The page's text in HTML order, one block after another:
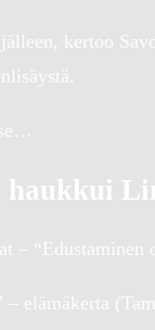
kertoo
“Edustaminen
elämäkerta